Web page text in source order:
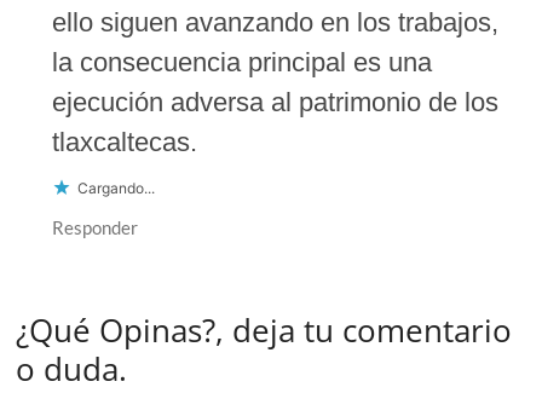
ello siguen avanzando en los trabajos,
la consecuencia principal es una
ejecución adversa al patrimonio de los
tlaxcaltecas.
Cargando...
Responder
¿Qué Opinas?, deja tu comentario
o duda.